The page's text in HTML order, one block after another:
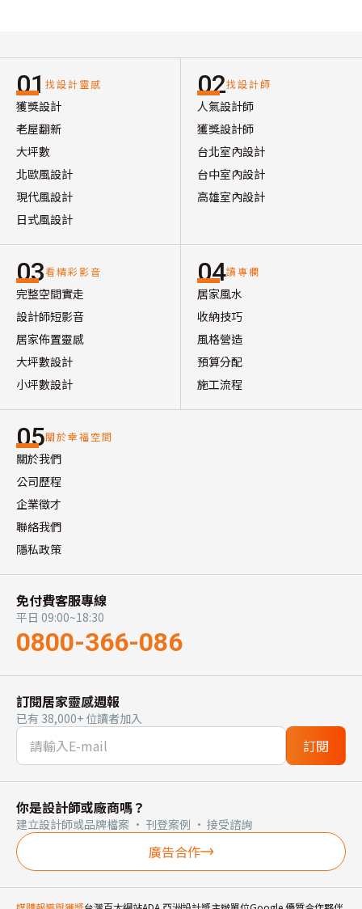
01 找設計靈感
獲獎設計
老屋翻新
大坪數
北歐風設計
現代風設計
日式風設計
02找設計師
人氣設計師
獲獎設計師
台北室內設計
台中室內設計
高雄室內設計
03看精彩影音
完整空間實走
設計師短影音
居家佈置靈感
大坪數設計
小坪數設計
04讀專欄
居家風水
收納技巧
風格營造
預算分配
施工流程
05關於幸福空間
關於我們
公司歷程
企業徵才
聯絡我們
隱私政策
免付費客服專線
平日 09:00~18:30
0800-366-086
訂閱居家靈感週報
已有 38,000+ 位讀者加入
訂閱
你是設計師或廠商嗎？
建立設計師或品牌檔案 · 刊登案例 · 接受諮詢
廣告合作